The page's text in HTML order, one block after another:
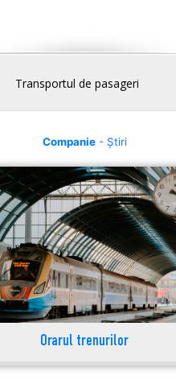
Transportul de pasageri
Companie- Știri
Orarul trenurilor